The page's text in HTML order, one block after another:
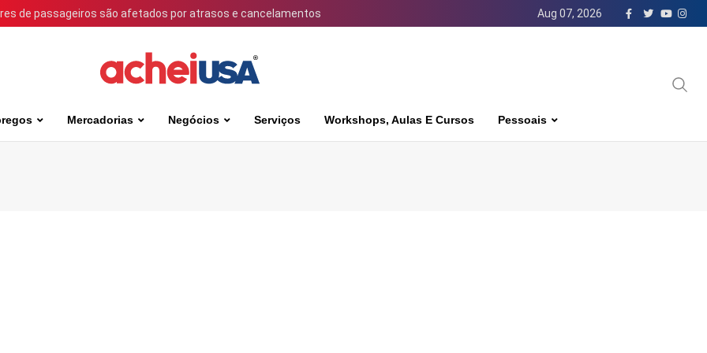
de passageiros são afetados por atrasos e cancelamentos Aug 07, 2026
Mercadorias Negócios Serviços Workshops, Aulas E Cursos Pessoais